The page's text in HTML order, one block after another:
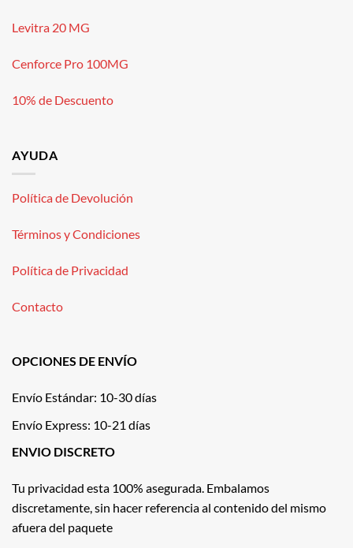
Levitra 20 MG
Cenforce Pro 100MG
10% de Descuento
AYUDA
Política de Devolución
Términos y Condiciones
Política de Privacidad
Contacto
OPCIONES DE ENVÍO
Envío Estándar: 10-30 días
Envío Express: 10-21 días
ENVIO DISCRETO
Tu privacidad esta 100% asegurada. Embalamos
discretamente, sin hacer referencia al contenido del mismo
afuera del paquete